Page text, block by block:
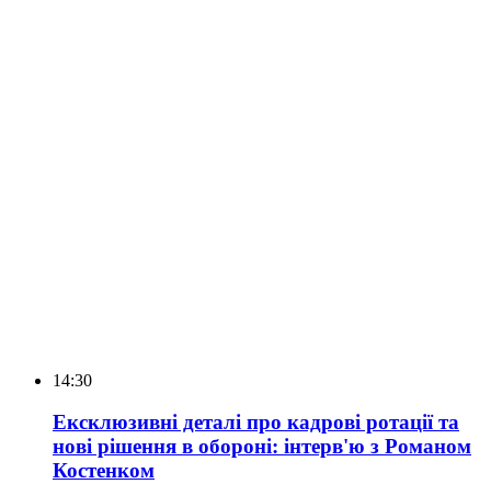
14:30
Ексклюзивні деталі про кадрові ротації та
нові рішення в обороні: інтерв'ю з Романом
Костенком